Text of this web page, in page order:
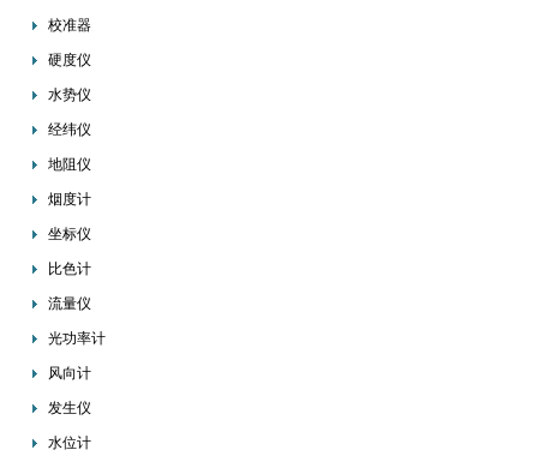
校准器
硬度仪
水势仪
经纬仪
地阻仪
烟度计
坐标仪
比色计
流量仪
光功率计
风向计
发生仪
水位计